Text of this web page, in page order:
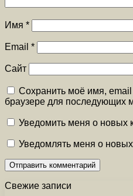
Имя *
Email *
Сайт
Сохранить моё имя, email
браузере для последующих
Уведомить меня о новых
Уведомлять меня о новых
Свежие записи